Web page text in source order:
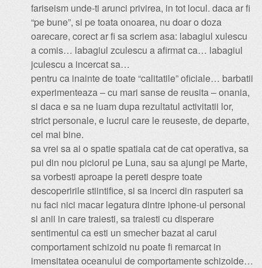
fariseism unde-ti arunci privirea, in tot locul. daca ar fi
“pe bune”, si pe toata onoarea, nu doar o doza
oarecare, corect ar fi sa scriem asa: labagiul xulescu
a comis… labagiul zculescu a afirmat ca… labagiul
jculescu a incercat sa…
pentru ca inainte de toate “calitatile” oficiale… barbatii
experimenteaza – cu mari sanse de reusita – onania,
si daca e sa ne luam dupa rezultatul activitatii lor,
strict personale, e lucrul care le reuseste, de departe,
cel mai bine.
sa vrei sa ai o spatie spatiala cat de cat operativa, sa
pui din nou piciorul pe Luna, sau sa ajungi pe Marte,
sa vorbesti aproape la pereti despre toate
descoperirile stiintifice, si sa incerci din rasputeri sa
nu faci nici macar legatura dintre iphone-ul personal
si anii in care traiesti, sa traiesti cu disperare
sentimentul ca esti un smecher bazat al carui
comportament schizoid nu poate fi remarcat in
imensitatea oceanului de comportamente schizoide…